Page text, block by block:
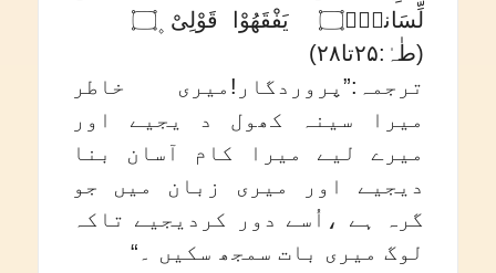
(طٰہٰ:۲۵تا۲۸)
ترجمہ:”پروردگار!میری خاطر
میرا سینہ کھول د یجیے اور
میرے لیے میرا کام آسان بنا
دیجیے اور میری زبان میں جو
گرہ ہے ،اُسے دور کردیجیے تاکہ
لوگ میری بات سمجھ سکیں ۔“